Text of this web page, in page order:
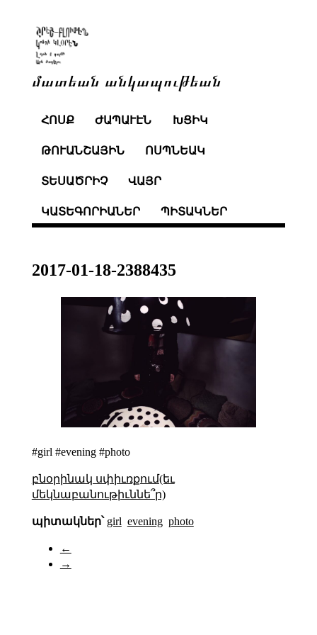
մատեան անկապութեան
ՀՈՍՔ ԺԱՊԱՒԷՆ ԽՑԻԿ
ԹՈՒԱՆՇԱՅԻՆ ՈՍՊՆԵԱԿ
ՏԵՍԱԾՐԻՉ ՎԱՅՐ
ԿԱՏԵԳՈՐԻԱՆԵՐ ՊԻՏԱԿՆԵՐ
2017-01-18-2388435
#girl #evening #photo
բնօրինակ սփիւռքում(եւ
մեկնաբանութիւննե՞ր)
պիտակներ՝ girl evening photo
←
→